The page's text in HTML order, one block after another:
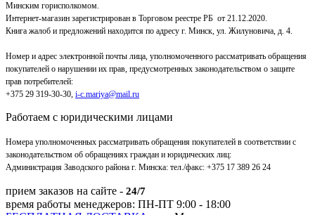
Минским горисполкомом.
Интернет-магазин зарегистрирован в Торговом реестре РБ от 21.12.2020.
Книга жалоб и предложений находится по адресу г. Минск, ул. Жилуновича, д. 4.
Номер и адрес электронной почты лица, уполномоченного рассматривать обращения
покупателей о нарушении их прав, предусмотренных законодательством о защите
прав потребителей:
+375 29 319-30-30, i-c.mariya@mail.ru
Работаем с юридическими лицами
Номера уполномоченных рассматривать обращения покупателей в соответствии с
законодательством об обращениях граждан и юридических лиц:
Администрация Заводского района г. Минска: тел./факс: +375 17 389 26 24
прием заказов на сайте - 24/7
время работы менеджеров: ПН-ПТ 9:00 - 18:00